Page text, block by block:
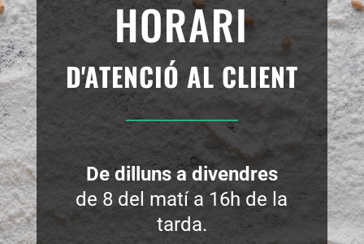
HORARI
D'ATENCIÓ AL CLIENT
De dilluns a divendres
de 8 del matí a 16h de la
tarda.